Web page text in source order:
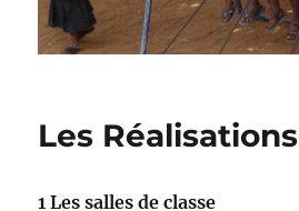
Les Réalisations
1 Les salles de classe